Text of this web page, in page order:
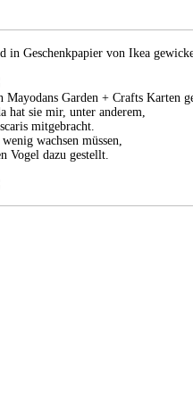
Geschenkpapier von Ikea
Garden + Crafts Karten
hat sie mir, unter anderem,
mitgebracht.
wachsen müssen,
Vogel dazu gestellt.